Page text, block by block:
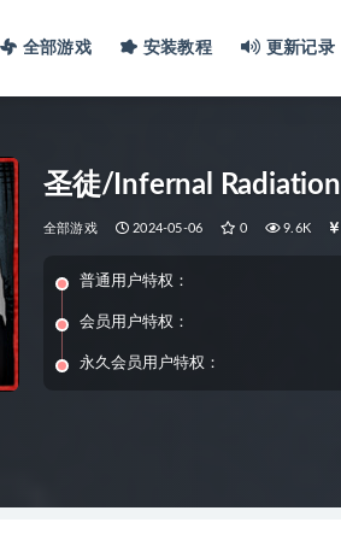
全部游戏 安装教程 更新记录
圣徒/Infernal Radiation
全部游戏 2024-05-06 0 9.6K
普通用户特权：
会员用户特权：
永久会员用户特权：